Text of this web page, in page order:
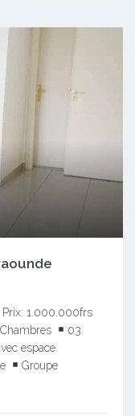
Prix: 1.000.000frs
03
espace
Groupe